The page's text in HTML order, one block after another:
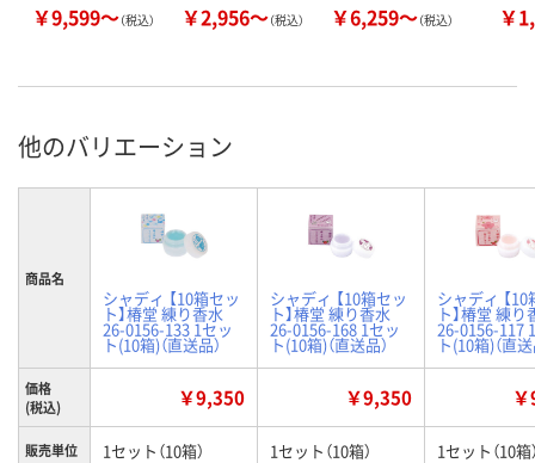
￥9,599～（税込） ￥2,956～（税込） ￥6,259～（税込） ￥
他のバリエーション
商品名
シャディ 【10箱セッ
ト】椿堂 練り香水
26-0156-133 1セッ
ト(10箱)（直送品）
シャディ 【10箱セッ
ト】椿堂 練り香水
26-0156-168 1セッ
ト(10箱)（直送品）
シャディ 【
ト】椿堂 練り
26-0156-117
ト(10箱)（直送
価格
(税込)
￥9,350 ￥9,350
販売単位 1セット（10箱） 1セット（10箱） 1セット（10箱